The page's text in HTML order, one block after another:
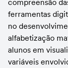
compreensão
ferramentas
no
alfabetização
alunos em
variáveis